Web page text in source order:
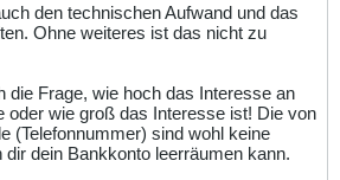
den technischen Aufwand und das
Ohne weiteres ist das nicht zu
die Frage, wie hoch das Interesse an
oder wie groß das Interesse ist! Die von
(Telefonnummer) sind wohl keine
dir dein Bankkonto leerräumen kann.